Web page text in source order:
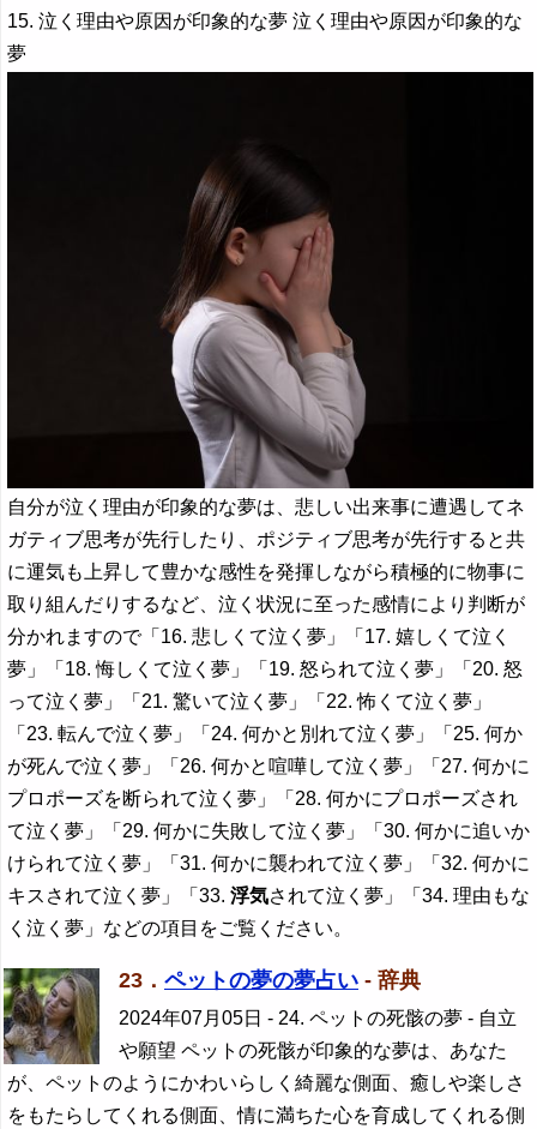
15. 泣く理由や原因が印象的な夢 泣く理由や原因が印象的な
夢
自分が泣く理由が印象的な夢は、悲しい出来事に遭遇してネ
ガティブ思考が先行したり、ポジティブ思考が先行すると共
に運気も上昇して豊かな感性を発揮しながら積極的に物事に
取り組んだりするなど、泣く状況に至った感情により判断が
分かれますので「16. 悲しくて泣く夢」「17. 嬉しくて泣く
夢」「18. 悔しくて泣く夢」「19. 怒られて泣く夢」「20. 怒
って泣く夢」「21. 驚いて泣く夢」「22. 怖くて泣く夢」
「23. 転んで泣く夢」「24. 何かと別れて泣く夢」「25. 何か
が死んで泣く夢」「26. 何かと喧嘩して泣く夢」「27. 何かに
プロポーズを断られて泣く夢」「28. 何かにプロポーズされ
て泣く夢」「29. 何かに失敗して泣く夢」「30. 何かに追いか
けられて泣く夢」「31. 何かに襲われて泣く夢」「32. 何かに
キスされて泣く夢」「33.浮気されて泣く夢」「34. 理由もな
く泣く夢」などの項目をご覧ください。
23． ペットの夢の夢占い - 辞典
2024年07月05日 - 24. ペットの死骸の夢 - 自立
や願望 ペットの死骸が印象的な夢は、あなた
が、ペットのようにかわいらしく綺麗な側面、癒しや楽しさ
をもたらしてくれる側面、情に満ちた心を育成してくれる側